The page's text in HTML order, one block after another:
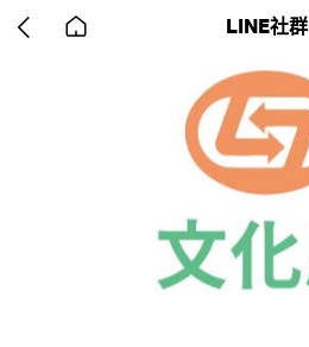
back LINE社群